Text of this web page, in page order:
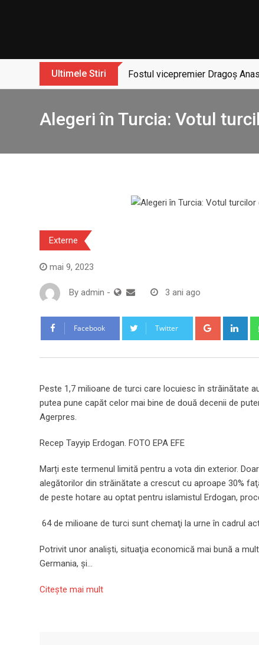
Ultimele Stiri Fostul vicepremier Dragoș
Alegeri în Turcia: Votul
Externe
mai 9, 2023
By admin - 3 ani ago
Facebook Twitter Google+
Peste 1,7 milioane de turci care locuiesc în străinătate
putea pune capăt celor mai bine de două decenii de
Agerpres.
Recep Tayyip Erdogan. FOTO EPA EFE
Marți este termenul limită pentru a vota din exterior.
alegătorilor din străinătate a crescut cu aproape 30%
de peste hotare au optat pentru islamistul Erdogan,
64 de milioane de turci sunt chemaţi la urne în cadrul
Potrivit unor analişti, situaţia economică mai bună a
Germania, şi…
Citeşte mai mult